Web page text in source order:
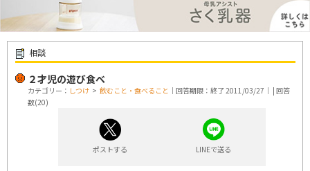
相談
２才児の遊び食べ
カテゴリー： しつけ > 飲むこと・食べること ｜回答期限：終了 2011/03/27｜ | 回答
数(20)
ポストする LINEで送る